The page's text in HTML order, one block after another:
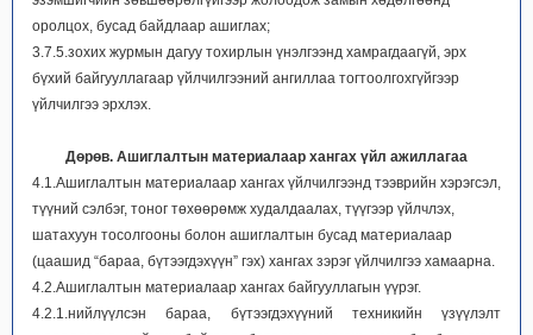
оролцох, бусад байдлаар ашиглах;
3.7.5.зохих журмын дагуу тохирлын үнэлгээнд хамрагдаагүй, эрх
бүхий байгууллагаар үйлчилгээний ангиллаа тогтоолгохгүйгээр
үйлчилгээ эрхлэх.
Дөрөв. Ашиглалтын материалаар хангах үйл ажиллагаа
4.1.Ашиглалтын материалаар хангах үйлчилгээнд тээврийн хэрэгсэл,
түүний сэлбэг, тоног төхөөрөмж худалдаалах, түүгээр үйлчлэх,
шатахуун тосолгооны болон ашиглалтын бусад материалаар
(цаашид “бараа, бүтээгдэхүүн” гэх) хангах зэрэг үйлчилгээ хамаарна.
4.2.Ашиглалтын материалаар хангах байгууллагын үүрэг.
4.2.1.нийлүүлсэн бараа, бүтээгдэхүүний техникийн үзүүлэлт